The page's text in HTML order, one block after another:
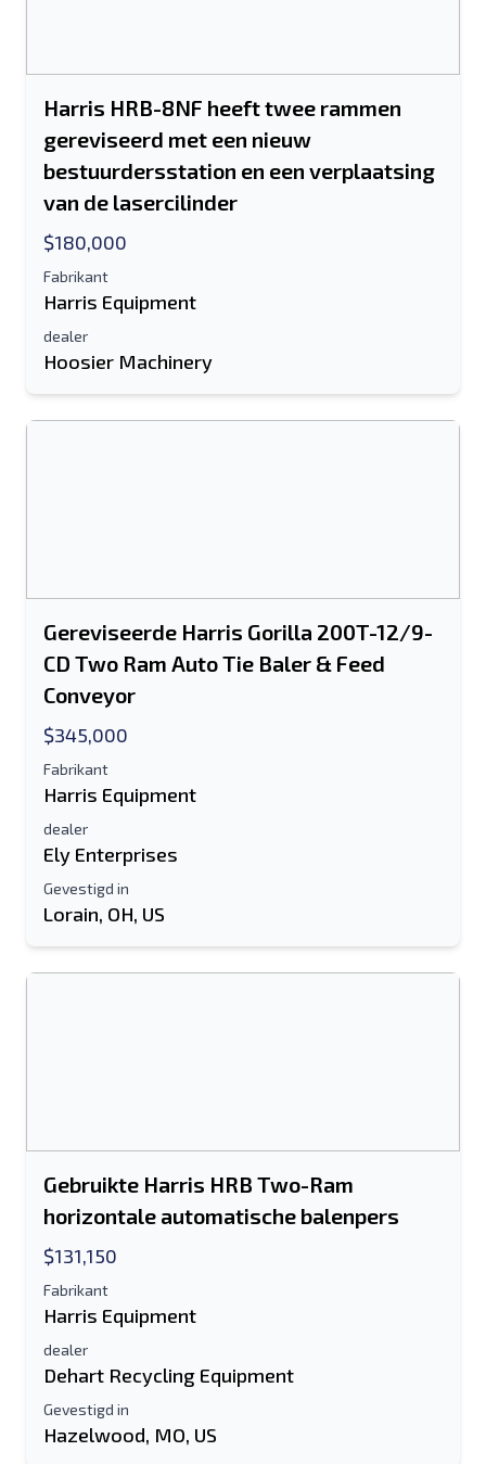
Send a Message
E-mailadres
Harris HRB-8NF heeft twee rammen
gereviseerd met een nieuw
bestuurdersstation en een verplaatsing
van de lasercilinder
$180,000
Fabrikant
Harris Equipment
dealer
Hoosier Machinery
Gereviseerde Harris Gorilla 200T-12/9-
CD Two Ram Auto Tie Baler & Feed
Conveyor
$345,000
Fabrikant
Harris Equipment
dealer
Ely Enterprises
Gevestigd in
Lorain, OH, US
Gebruikte Harris HRB Two-Ram
horizontale automatische balenpers
$131,150
Fabrikant
Harris Equipment
dealer
Dehart Recycling Equipment
Gevestigd in
Hazelwood, MO, US
is verplicht
Stuur vermelding naar e-mail
Sms-lijst naar mobiel apparaat
Je volledige naam
Sturen